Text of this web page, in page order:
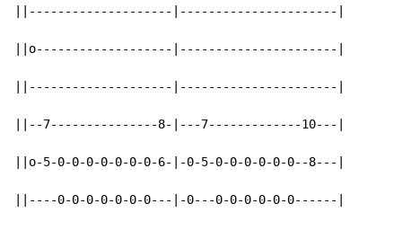
||--------------------|----------------------|
||o-------------------|----------------------|
||--------------------|----------------------|
||--7---------------8-|---7-------------10---|
||o-5-0-0-0-0-0-0-0-6-|-0-5-0-0-0-0-0-0--8---|
||----0-0-0-0-0-0-0---|-0---0-0-0-0-0-0------|